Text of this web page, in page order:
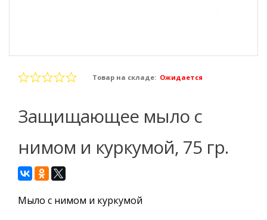
Товар на складе: Ожидается
Защищающее мыло с
нимом и куркумой, 75 гр.
Мыло с нимом и куркумой